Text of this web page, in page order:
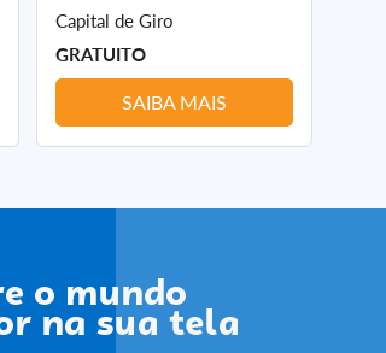
Capital de Giro
GRATUITO
SAIBA MAIS